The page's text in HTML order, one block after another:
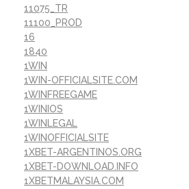
11075_TR
11100_PROD
16
1840
1WIN
1WIN-OFFICIALSITE.COM
1WINFREEGAME
1WINIOS
1WINLEGAL
1WINOFFICIALSITE
1XBET-ARGENTINOS.ORG
1XBET-DOWNLOAD.INFO
1XBETMALAYSIA.COM